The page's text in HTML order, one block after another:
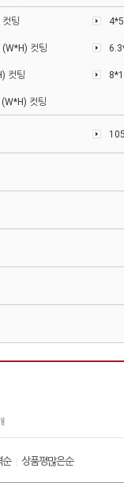
팅
컷팅
컷팅
컷팅
순| 상품평많은순